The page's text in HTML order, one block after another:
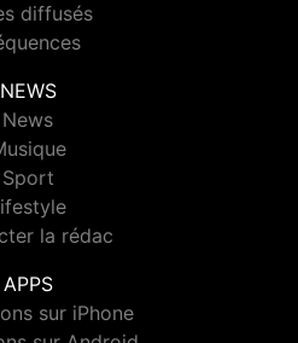
diffusés
NEWS
News
Sport
la rédac
APPS
sur iPhone